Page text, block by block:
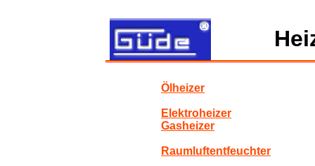
Ölheizer
Elektroheizer
Gasheizer
Raumluftentfeuchter